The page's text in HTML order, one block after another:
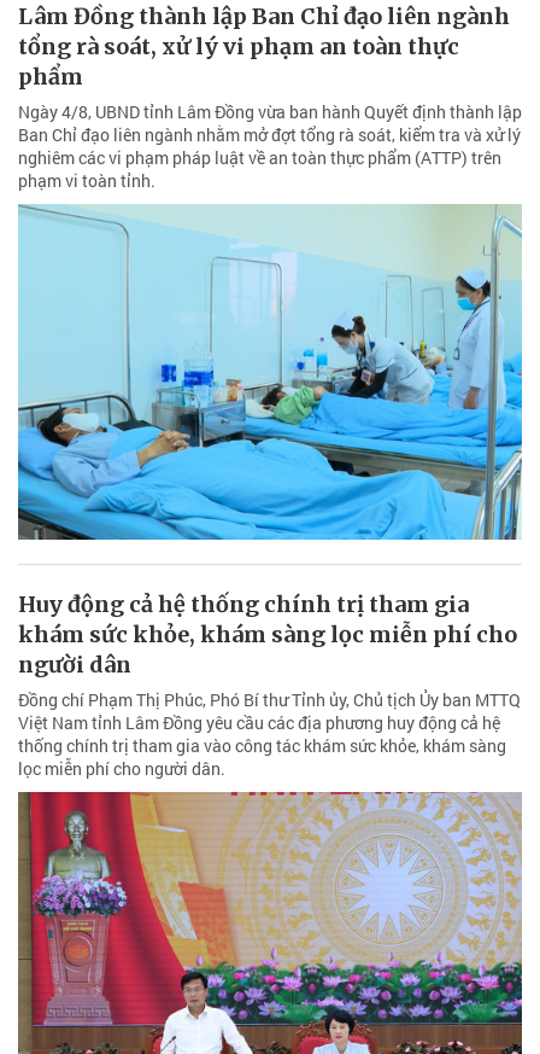
Lâm Đồng thành lập Ban Chỉ đạo liên ngành
tổng rà soát, xử lý vi phạm an toàn thực
phẩm
Ngày 4/8, UBND tỉnh Lâm Đồng vừa ban hành Quyết định thành lập
Ban Chỉ đạo liên ngành nhằm mở đợt tổng rà soát, kiểm tra và xử lý
nghiêm các vi phạm pháp luật về an toàn thực phẩm (ATTP) trên
phạm vi toàn tỉnh.
Huy động cả hệ thống chính trị tham gia
khám sức khỏe, khám sàng lọc miễn phí cho
người dân
Đồng chí Phạm Thị Phúc, Phó Bí thư Tỉnh ủy, Chủ tịch Ủy ban MTTQ
Việt Nam tỉnh Lâm Đồng yêu cầu các địa phương huy động cả hệ
thống chính trị tham gia vào công tác khám sức khỏe, khám sàng
lọc miễn phí cho người dân.